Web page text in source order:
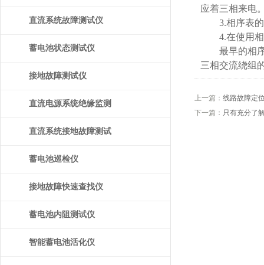
直流系统故障测试仪
蓄电池状态测试仪
接地故障测试仪
直流电源系统绝缘监测
装置
直流系统接地故障测试
仪
蓄电池巡检仪
接地故障快速查找仪
蓄电池内阻测试仪
智能蓄电池活化仪
应着三相来电
3.相序表的
4.在使用相
最早的相序
三相交流绕组
上一篇： 线路故障定
下一篇： 只有充分了